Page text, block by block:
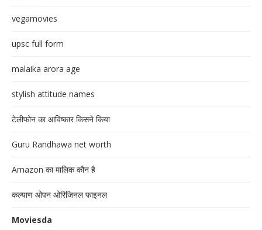
vegamovies
upsc full form
malaika arora age
stylish attitude names
टेलीफोन का आविष्कार किसने किया
Guru Randhawa net worth
Amazon का मालिक कौन है
कल्याण ओपन ओरिजिनल फाइनल
Moviesda